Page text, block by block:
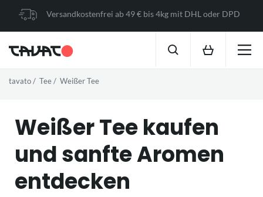
Versandkostenfrei ab 49 € bis 4kg mit DHL oder DPD
tavato Tee Weißer Tee
Weißer Tee kaufen
und sanfte Aromen
entdecken